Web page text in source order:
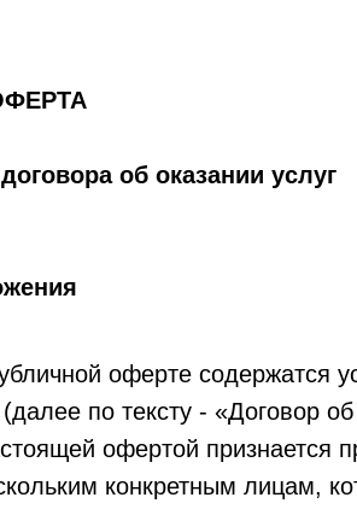
об оказании услуг
оферте содержатся
(далее по тексту - «Договор
офертой признается
конкретным лицам,